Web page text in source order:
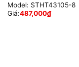
Model: STHT43105-8
Giá:487,000₫